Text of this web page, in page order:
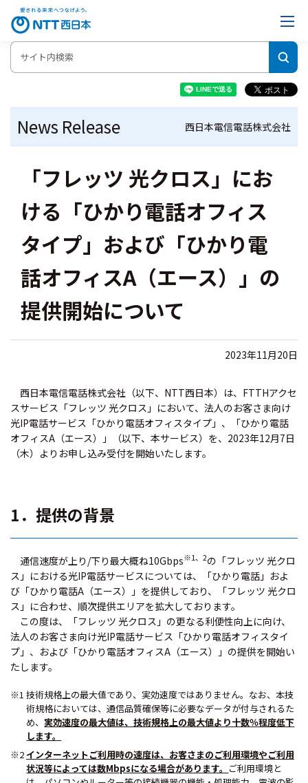
News Release 西日本電信電話株式会社
「フレッツ 光クロス」にお
ける「ひかり電話オフィス
タイプ」および「ひかり電
話オフィスA（エース）」の
提供開始について
2023年11月20日
西日本電信電話株式会社（以下、NTT西日本）は、FTTHアクセ
スサービス「フレッツ 光クロス」において、法人のお客さま向け
光IP電話サービス「ひかり電話オフィスタイプ」、「ひかり電話
オフィスA（エース）」（以下、本サービス）を、2023年12月7日
（木）よりお申し込み受付を開始いたします。
1．提供の背景
通信速度が上り/下り最大概ね10Gbps※1、2の「フレッツ 光クロ
ス」における光IP電話サービスについては、「ひかり電話」およ
び「ひかり電話A（エース）」を提供しており、「フレッツ 光クロ
ス」に合わせ、順次提供エリアを拡大しております。
この度は、「フレッツ 光クロス」の更なる利便性向上に向け、
法人のお客さま向け光IP電話サービス「ひかり電話オフィスタイ
プ」、および「ひかり電話オフィスA（エース）」の提供を開始い
たします。
※1 技術規格上の最大値であり、実効速度ではありません。なお、本技
術規格においては、通信品質確保等に必要なデータが付与されるた
め、実効速度の最大値は、技術規格上の最大値より十数％程度低下
します。
※2 インターネットご利用時の速度は、お客さまのご利用環境やご利用
状況等によっては数Mbpsになる場合があります。 ご利用環境と